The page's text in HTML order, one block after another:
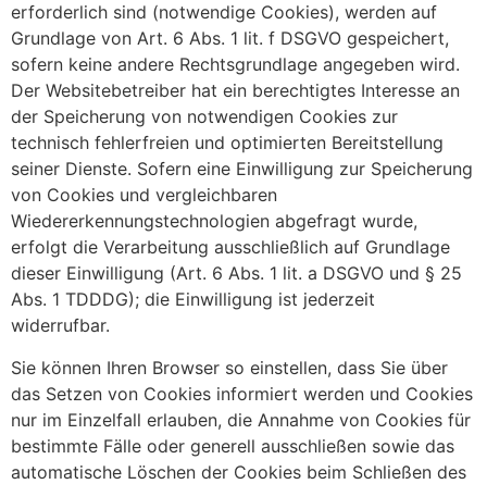
erforderlich sind (notwendige Cookies), werden auf
Grundlage von Art. 6 Abs. 1 lit. f DSGVO gespeichert,
sofern keine andere Rechtsgrundlage angegeben wird.
Der Websitebetreiber hat ein berechtigtes Interesse an
der Speicherung von notwendigen Cookies zur
technisch fehlerfreien und optimierten Bereitstellung
seiner Dienste. Sofern eine Einwilligung zur Speicherung
von Cookies und vergleichbaren
Wiedererkennungstechnologien abgefragt wurde,
erfolgt die Verarbeitung ausschließlich auf Grundlage
dieser Einwilligung (Art. 6 Abs. 1 lit. a DSGVO und § 25
Abs. 1 TDDDG); die Einwilligung ist jederzeit
widerrufbar.
Sie können Ihren Browser so einstellen, dass Sie über
das Setzen von Cookies informiert werden und Cookies
nur im Einzelfall erlauben, die Annahme von Cookies für
bestimmte Fälle oder generell ausschließen sowie das
automatische Löschen der Cookies beim Schließen des